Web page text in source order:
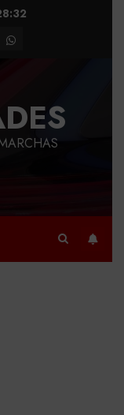
WhatsApp